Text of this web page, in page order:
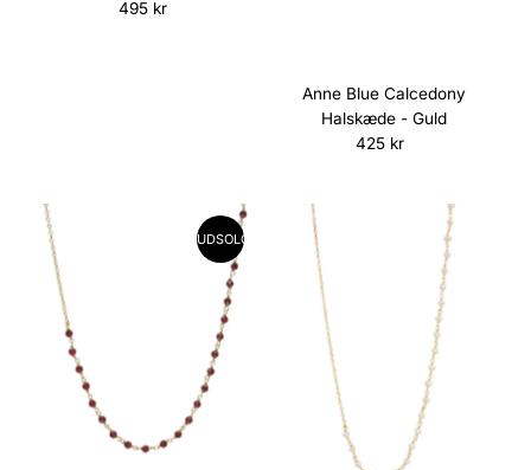
Normalpris
495 kr
Anne Blue Calcedony
Halskæde - Guld
Normalpris
425 kr
UDSOLGT